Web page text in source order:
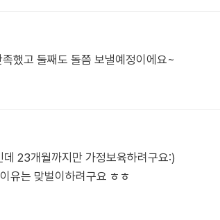
했고 둘째도 돌쯤 보낼예정이에요~
23개월까지만 가정보육하려구요:)
유는 맞벌이하려구요 ㅎㅎ